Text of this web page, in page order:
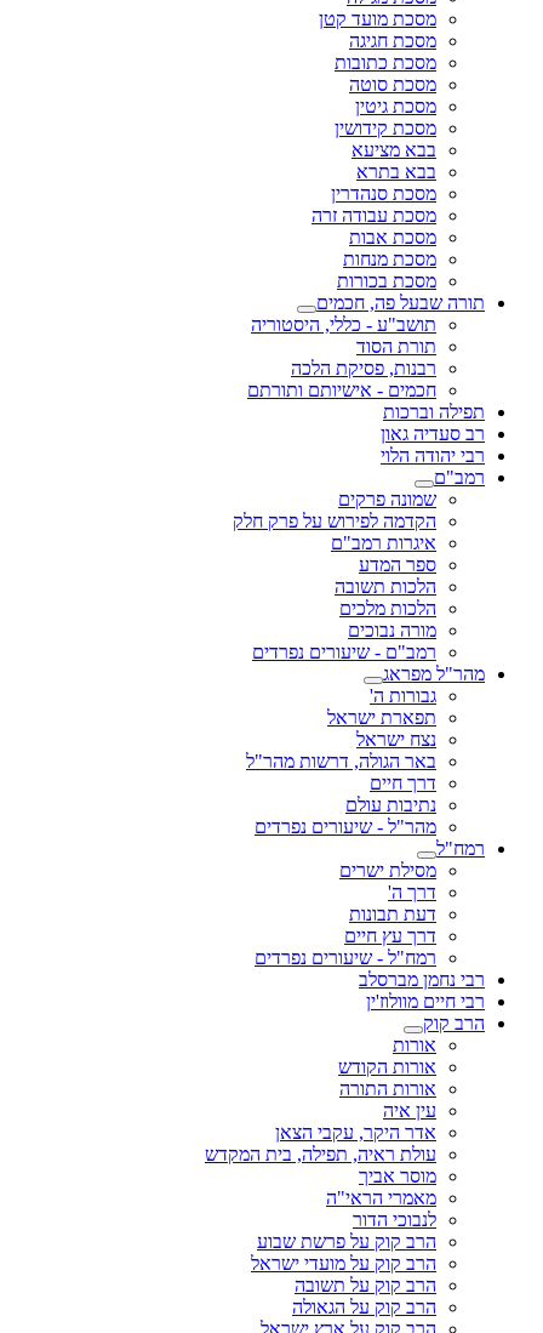
מסכת מועד קטן
מסכת חגיגה
מסכת כתובות
מסכת סוטה
מסכת גיטין
מסכת קידושין
בבא מציעא
בבא בתרא
מסכת סנהדרין
מסכת עבודה זרה
מסכת אבות
מסכת מנחות
מסכת בכורות
תורה שבעל פה, חכמים
תושב"ע - כללי, היסטוריה
תורת הסוד
רבנות, פסיקת הלכה
חכמים - אישיותם ותורתם
תפילה וברכות
רב סעדיה גאון
רבי יהודה הלוי
רמב"ם
שמונה פרקים
הקדמה לפירוש על פרק חלק
איגרות רמב"ם
ספר המדע
הלכות תשובה
הלכות מלכים
מורה נבוכים
רמב"ם - שיעורים נפרדים
מהר"ל מפראג
גבורות ה'
תפארת ישראל
נצח ישראל
באר הגולה, דרשות מהר"ל
דרך חיים
נתיבות עולם
מהר"ל - שיעורים נפרדים
רמח"ל
מסילת ישרים
דרך ה'
דעת תבונות
דרך עץ חיים
רמח"ל - שיעורים נפרדים
רבי נחמן מברסלב
רבי חיים מוולוז'ין
הרב קוק
אורות
אורות הקודש
אורות התורה
עין איה
אדר היקר, עקבי הצאן
עולת ראיה, תפילה, בית המקדש
מוסר אביך
מאמרי הראי"ה
לנבוכי הדור
הרב קוק על פרשת שבוע
הרב קוק על מועדי ישראל
הרב קוק על תשובה
הרב קוק על הגאולה